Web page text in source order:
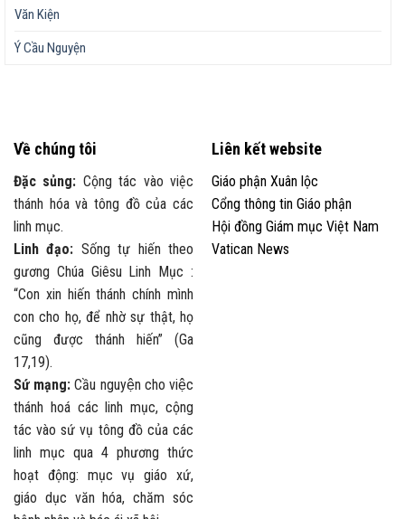
Văn Kiện
Ý Cầu Nguyện
Về chúng tôi
Đặc sủng: Cộng tác vào việc
thánh hóa và tông đồ của các
linh mục.
Linh đạo: Sống tự hiến theo
gương Chúa Giêsu Linh Mục :
“Con xin hiến thánh chính mình
con cho họ, để nhờ sự thật, họ
cũng được thánh hiến” (Ga
17,19).
Sứ mạng: Cầu nguyện cho việc
thánh hoá các linh mục, cộng
tác vào sứ vụ tông đồ của các
linh mục qua 4 phương thức
hoạt động: mục vụ giáo xứ,
giáo dục văn hóa, chăm sóc
Liên kết website
Giáo phận Xuân lộc
Cổng thông tin Giáo phận
Hội đồng Giám mục Việt Nam
Vatican News